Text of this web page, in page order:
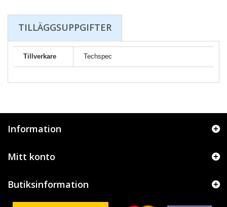
TILLÄGGSUPPGIFTER
Tillverkare Techspec
Information
Mitt konto
Butiksinformation